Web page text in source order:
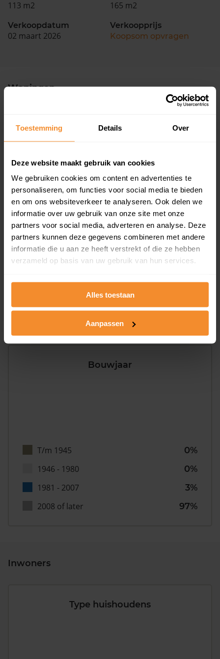
Toestemming Details Over
Deze website maakt gebruik van cookies
We gebruiken cookies om content en advertenties te
personaliseren, om functies voor social media te bieden
en om ons websiteverkeer te analyseren. Ook delen we
informatie over uw gebruik van onze site met onze
partners voor social media, adverteren en analyse. Deze
partners kunnen deze gegevens combineren met andere
informatie die u aan ze heeft verstrekt of die ze hebben
verzameld op basis van uw gebruik van hun services.
Alles toestaan
Aanpassen
113 m2 165 m2
Verkoopdatum
02 maart 2026
Verkoopprijs
Koopsom opvragen
Woningen
Koopwoningen
Huurwoningen
Appartementen
aandeel van totale woningen
55%
Bouwjaar
T/m 1945
0%
1946 - 1980
0%
1981 - 2007
3%
2008 of later
97%
Inwoners
Type huishoudens